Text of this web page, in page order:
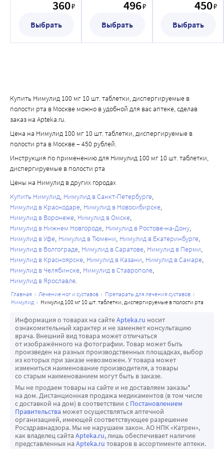
Пожилые пациенты особенно подвержены
возникновения желудочно-кишечных кровотечений и
перфораций, угрожающим жизни пациента, снижению
кожных реакций (таких как эксфолиативный дерматит,
синдром Стивенса-Джонсона, токсический
эпидермальный некролиз) при приеме НПВП, в том числе
и нимесулида. При первых проявлениях кожной сыпи,
поражении слизистых оболочек или других признаках
аллергической реакции прием нимесулида следует
немедленно прекратить.
Применение препарата может отрицательно влиять на
женскую фертильность и не рекомендуется женщинам,
планирующим беременность.
ВЛИЯНИЕ НА СПОСОБНОСТЬ УПРАВЛЯТЬ
ТРАНСПОРТНЫМИ СРЕДСТВАМИ, МЕХАНИЗМАМИ
Влияние нимесулида на способность к управлению
транспортными средствами и механизмами не изучалось,
однако, учитывая нежелательные реакции со стороны
нервной системы (головокружение, сонливость), следует
воздержаться от управления автотранспортными
средствами и другими механизмами.
При назначении нимесулида менее чем за 24 часа до или
осторожность, так как в таких случаях уровень
нефротоксичность циклоспоринов.
Исследования in vitro показали, что нимесулид
вытесняется из мест связывания толбутамидом,
салициловой кислотой и вальпроевой кислотой.
Несмотря на то, что данные взаимодействия были
определены в плазме крови, указанные эффекты не
наблюдались в процессе клинического применения
препарата.
360₽
Выбрать
496₽
Выбрать
450₽
Выбрать
Купить Нимулид 100 мг 10 шт. таблетки, диспергируемые в
полости рта в Москве можно в удобной для вас аптеке, сделав
заказ на Apteka.ru.
Цена на Нимулид 100 мг 10 шт. таблетки, диспергируемые в
полости рта в Москве – 450 рублей.
Инструкция по применению для Нимулид 100 мг 10 шт. таблетки,
диспергируемые в полости рта
Цены на Нимулид в других городах
Купить Нимулид Нимулид в Санкт-Петербурге
Нимулид в Краснодаре Нимулид в Новосибирске
Нимулид в Воронеже Нимулид в Омске
Нимулид в Нижнем Новгороде Нимулид в Ростове-на-Дону
Нимулид в Уфе Нимулид в Тюмени Нимулид в Екатеринбурге
Нимулид в Волгограде Нимулид в Саратове Нимулид в Перми
Нимулид в Красноярске Нимулид в Казани Нимулид в Самаре
Нимулид в Челябинске Нимулид в Ставрополе
Нимулид в Ярославле
главная лечение ног и суставов
препараты для лечения суставов
нимулид
нимулид 100 мг 10 шт. таблетки, диспергируемые в полости рта
Информация о товарах на сайтеApteka.ru носит
ознакомительный характер и не заменяет консультацию
врача. Внешний вид товара может отличаться
от изображённого на фотографии. Товар может быть
произведен на разных производственных площадках, выбор
из которых при заказе невозможен. У товара может
измениться наименование производителя, а товары
со старым наименованием могут быть в заказе.
Мы не продаем товары на сайте и не доставляем заказы*
на дом. Дистанционная продажа медикаментов (в том числе
с доставкой на дом) в соответствии с Постановлением
Правительства может осуществляться аптечной
организацией, имеющей соответствующее разрешение
Росздравнадзора. Мы не нарушаем закон. АО НПК «Катрен»,
как владелец сайта Apteka.ru, лишь обеспечивает наличие
представленных на Apteka.ru товаров в ассортименте аптеки.